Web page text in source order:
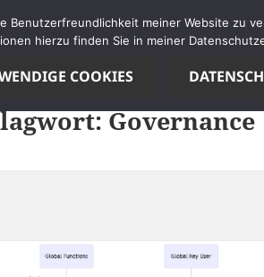
Governance
meiner Website zu
hierzu finden Sie in meiner
COOKIES